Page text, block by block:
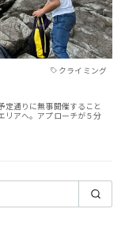
クライミング
定通りに無事開催すること
リアへ。アプローチが５分